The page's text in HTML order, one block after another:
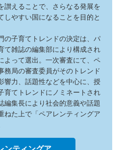
讃えることで、さらなる発展を
しやすい国になることを目的と
の子育てトレンドの決定は、パ
て雑誌の編集部により構成され
よって選出。一次審査にて、ペ
務局の審査委員がそのトレンド
響力、話題性などを中心に、授
育てトレンドにノミネートされ
編集長により社会的意義や話題
ねた上で「ペアレンティングア